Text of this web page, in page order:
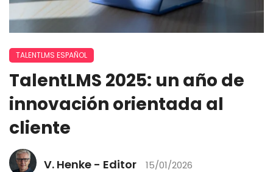
TALENTLMS ESPAÑOL
TalentLMS 2025: un año de
innovación orientada al
cliente
V. Henke - Editor 15/01/2026